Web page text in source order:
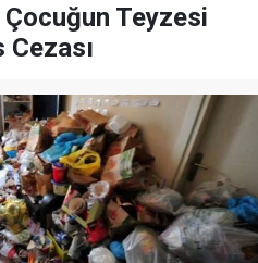
Teyzesi